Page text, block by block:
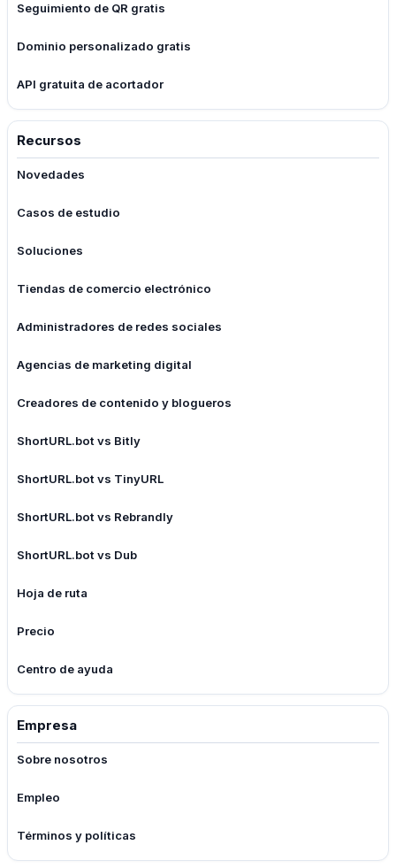
Seguimiento de QR gratis
Dominio personalizado gratis
API gratuita de acortador
Recursos
Novedades
Casos de estudio
Soluciones
Tiendas de comercio electrónico
Administradores de redes sociales
Agencias de marketing digital
Creadores de contenido y blogueros
ShortURL.bot vs Bitly
ShortURL.bot vs TinyURL
ShortURL.bot vs Rebrandly
ShortURL.bot vs Dub
Hoja de ruta
Precio
Centro de ayuda
Empresa
Sobre nosotros
Empleo
Términos y políticas